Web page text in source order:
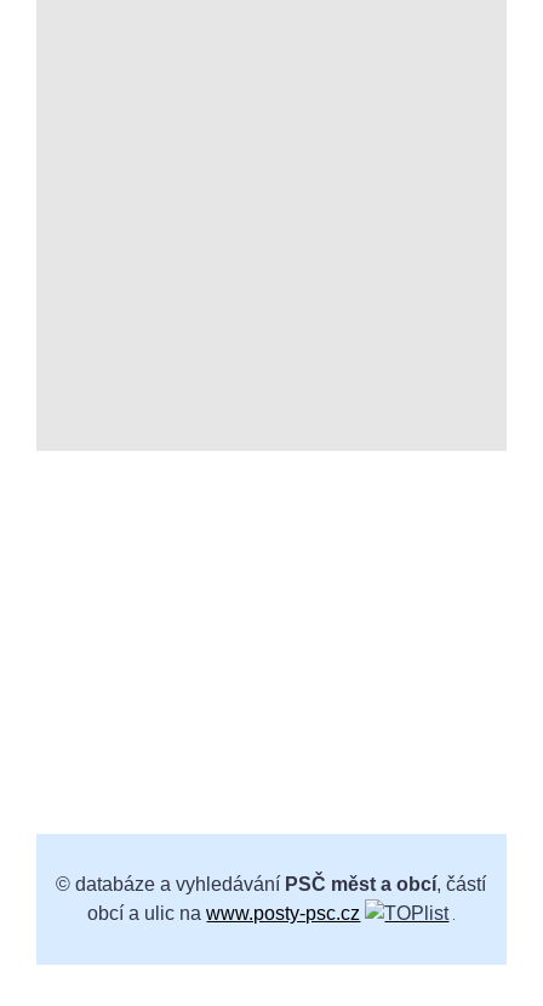
© databáze a vyhledávání PSČ měst a obcí, částí
obcí a ulic nawww.posty-psc.cz